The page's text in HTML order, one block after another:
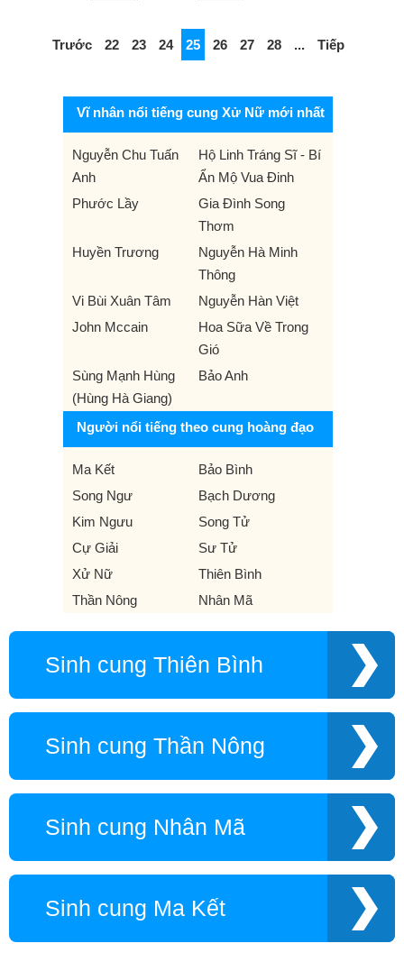
Trước 22 23 24 25 26 27 28 ... Tiếp
Vĩ nhân nổi tiếng cung Xử Nữ mới nhất
Nguyễn Chu Tuấn
Anh
Hộ Linh Tráng Sĩ - Bí
Ẩn Mộ Vua Đinh
Phước Lầy
Gia Đình Song
Thơm
Huyền Trương
Nguyễn Hà Minh
Thông
Vi Bùi Xuân Tâm
Nguyễn Hàn Việt
John Mccain
Hoa Sữa Về Trong
Gió
Sùng Mạnh Hùng
(Hùng Hà Giang)
Bảo Anh
Người nổi tiếng theo cung hoàng đạo
Ma Kết
Bảo Bình
Song Ngư
Bạch Dương
Kim Ngưu
Song Tử
Cự Giải
Sư Tử
Xử Nữ
Thiên Bình
Thần Nông
Nhân Mã
Sinh cung Thiên Bình
Sinh cung Thần Nông
Sinh cung Nhân Mã
Sinh cung Ma Kết